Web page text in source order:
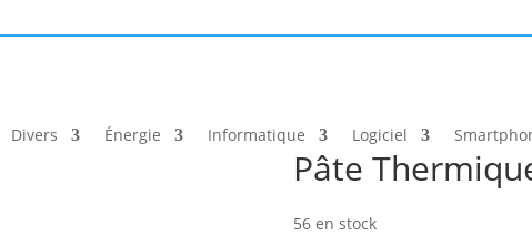
Divers Énergie Informatique Logiciel
Pâte
56 en stock